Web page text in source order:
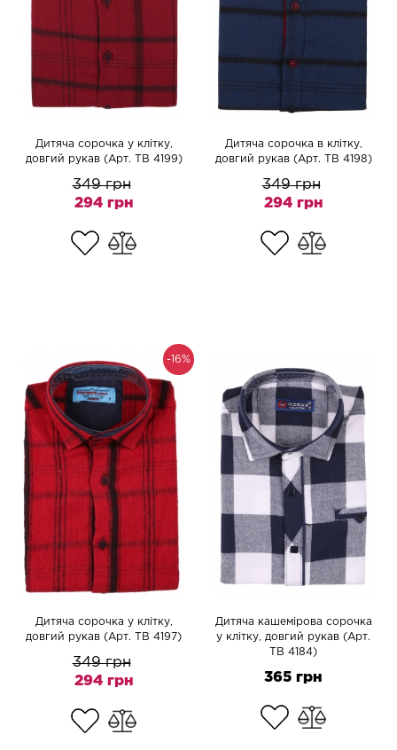
Дитяча сорочка у клітку,
довгий рукав (Арт. TB 4199)
349 грн
294 грн
Дитяча сорочка в клітку,
довгий рукав (Арт. TB 4198)
349 грн
294 грн
-16%
Дитяча сорочка у клітку,
довгий рукав (Арт. TB 4197)
349 грн
294 грн
Дитяча кашемірова сорочка
у клітку, довгий рукав (Арт.
TB 4184)
365 грн